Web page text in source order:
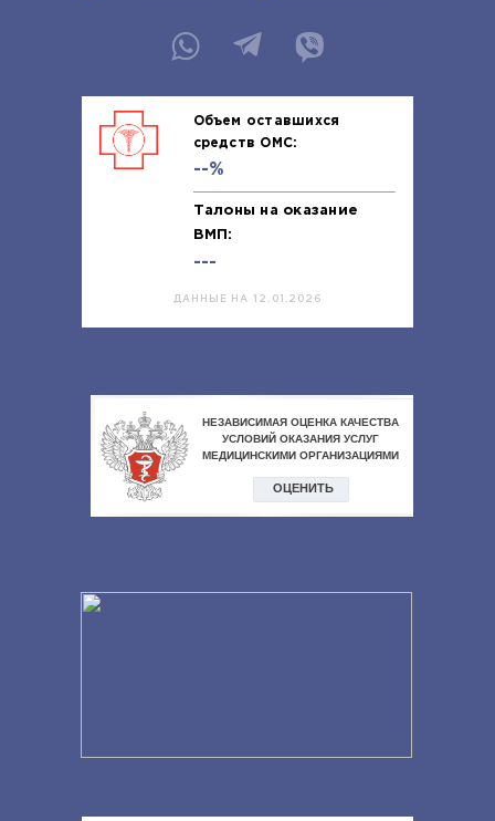
Объем оставшихся
средств ОМС:
--%
Талоны на оказание
ВМП:
---
ДАННЫЕ НА 12.01.2026